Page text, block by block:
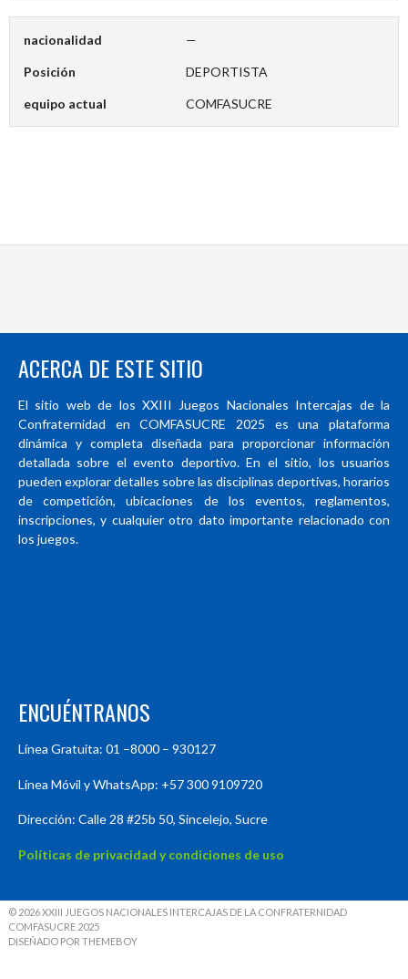
nacionalidad —
Posición DEPORTISTA
equipo actual COMFASUCRE
ACERCA DE ESTE SITIO
El sitio web de los XXIII Juegos Nacionales Intercajas de la
Confraternidad en COMFASUCRE 2025 es una plataforma
dinámica y completa diseñada para proporcionar información
detallada sobre el evento deportivo. En el sitio, los usuarios
pueden explorar detalles sobre las disciplinas deportivas, horarios
de competición, ubicaciones de los eventos, reglamentos,
inscripciones, y cualquier otro dato importante relacionado con
los juegos.
ENCUÉNTRANOS
Línea Gratuita: 01 –8000 – 930127
Línea Móvil y WhatsApp: +57 300 9109720
Dirección: Calle 28 #25b 50, Sincelejo, Sucre
Políticas de privacidad y condiciones de uso
© 2026 XXIII JUEGOS NACIONALES INTERCAJAS DE LA CONFRATERNIDAD
COMFASUCRE 2025
DISEÑADO POR THEMEBOY